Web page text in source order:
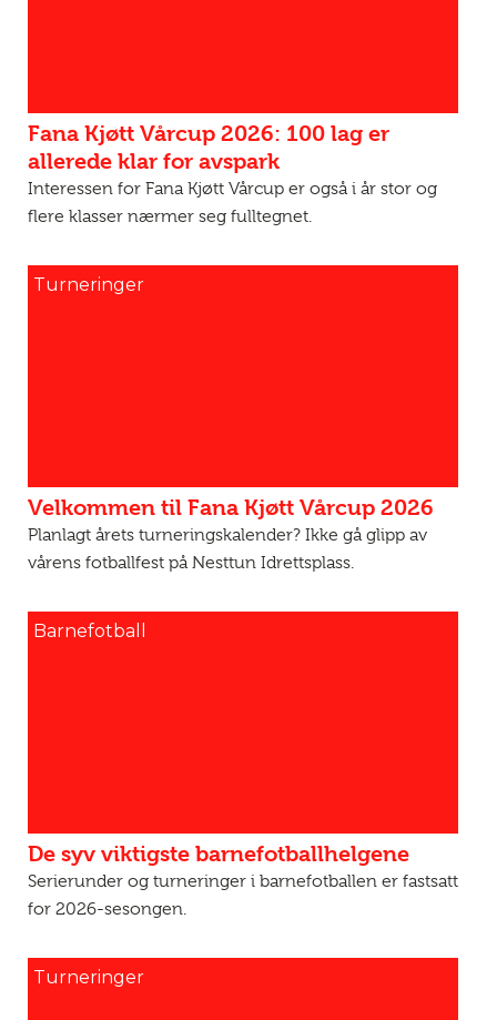
Fana Kjøtt Vårcup 2026: 100 lag er
allerede klar for avspark
Interessen for Fana Kjøtt Vårcup er også i år stor og
flere klasser nærmer seg fulltegnet.
Turneringer
Velkommen til Fana Kjøtt Vårcup 2026
Planlagt årets turneringskalender? Ikke gå glipp av
vårens fotballfest på Nesttun Idrettsplass.
Barnefotball
De syv viktigste barnefotballhelgene
Serierunder og turneringer i barnefotballen er fastsatt
for 2026-sesongen.
Turneringer